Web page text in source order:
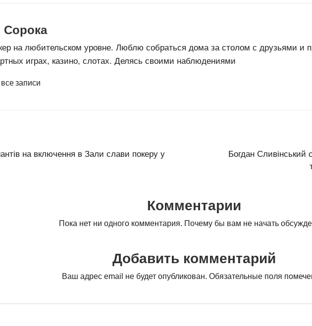
Сорока
на любительском уровне. Люблю собраться дома за столом с друзьями и
играх, казино, слотах. Делясь своими наблюдениями
записи
на включення в Зали слави покеру у
Богдан Сливінський
Комментарии
Пока нет ни одного комментария. Почему бы вам не начать
Добавить комментарий
Ваш адрес email не будет опубликован. Обязательные поля